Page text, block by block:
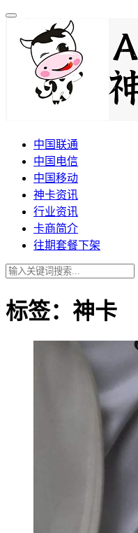
中国联通
中国电信
中国移动
神卡资讯
行业资讯
卡商简介
往期套餐下架
标签：神卡